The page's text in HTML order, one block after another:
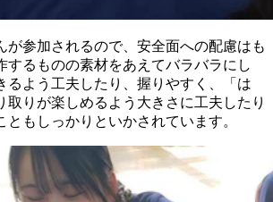
が参加されるので、安全面への配慮はも
するものの素材をあえてバラバラにし
るよう工夫したり、握りやすく、「は
取りが楽しめるよう大きさに工夫したり
ともしっかりといかされています。